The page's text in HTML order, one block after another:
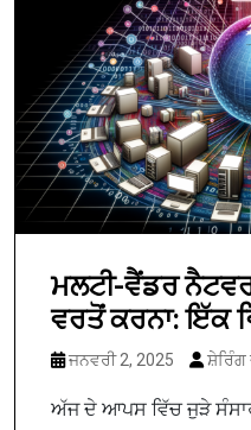
ਮਲਟੀ-ਵੈਂਡਰ
ਵਰਤੋਂ ਕਰਨਾ: ਇੱਕ
ਜਨਵਰੀ 2, 2025 ਸ਼ੇਰਿੰਗ
ਅੱਜ ਦੇ ਆਪਸ ਵਿੱਚ ਜੁੜੇ